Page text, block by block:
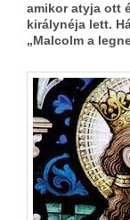
amikor atyja ott
királynéja lett.
„Malcolm a